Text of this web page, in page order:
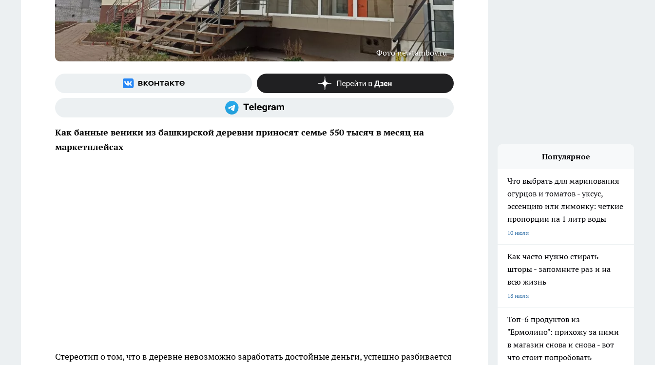
Фото newtambov.ru
Как банные веники из башкирской деревни приносят семье 550 тысяч в месяц на
маркетплейсах
Стереотип о том, что в деревне невозможно заработать достойные деньги, успешно разбивается
Популярное
Что выбрать для маринования
огурцов и томатов - уксус,
эссенцию или лимонку: четкие
пропорции на 1 литр воды
10 июля
Как часто нужно стирать
шторы - запомните раз и на
всю жизнь
18 июля
Топ-6 продуктов из
"Ермолино": прихожу за ними
в магазин снова и снова - вот
что стоит попробовать